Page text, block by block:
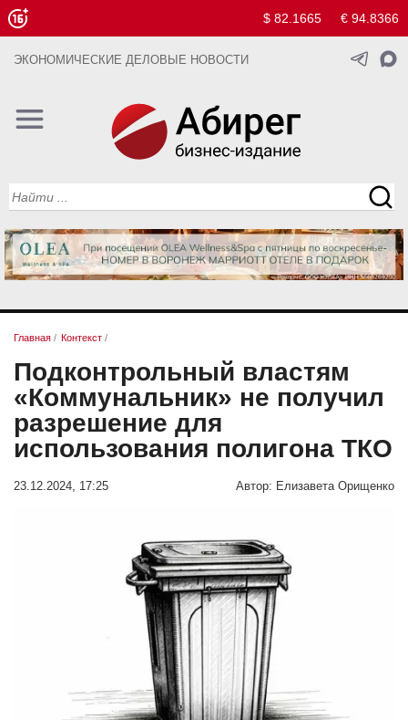
$ 82.1665 € 94.8366
ЭКОНОМИЧЕСКИЕ ДЕЛОВЫЕ НОВОСТИ
Главная / Контекст /
Подконтрольный властям
«Коммунальник» не получил
разрешение для
использования полигона ТКО
23.12.2024, 17:25 Автор: Елизавета Орищенко